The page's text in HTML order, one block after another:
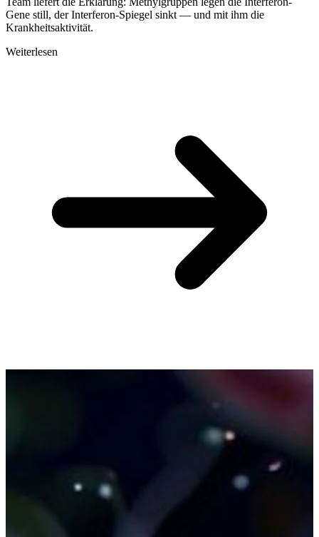
Gene still, der Interferon-Spiegel sinkt — und mit ihm die
Krankheitsaktivität.
Weiterlesen